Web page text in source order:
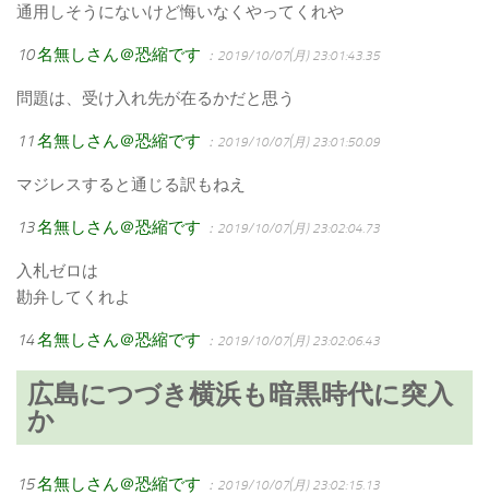
通用しそうにないけど悔いなくやってくれや
10名無しさん＠恐縮です ：2019/10/07(月) 23:01:43.35
問題は、受け入れ先が在るかだと思う
11名無しさん＠恐縮です ：2019/10/07(月) 23:01:50.09
マジレスすると通じる訳もねえ
13名無しさん＠恐縮です ：2019/10/07(月) 23:02:04.73
入札ゼロは
勘弁してくれよ
14名無しさん＠恐縮です ：2019/10/07(月) 23:02:06.43
広島につづき横浜も暗黒時代に突入
か
15名無しさん＠恐縮です ：2019/10/07(月) 23:02:15.13